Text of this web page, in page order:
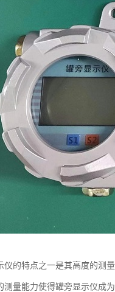
仪的特点之一是其高度的测
测量能力使得罐旁显示仪成